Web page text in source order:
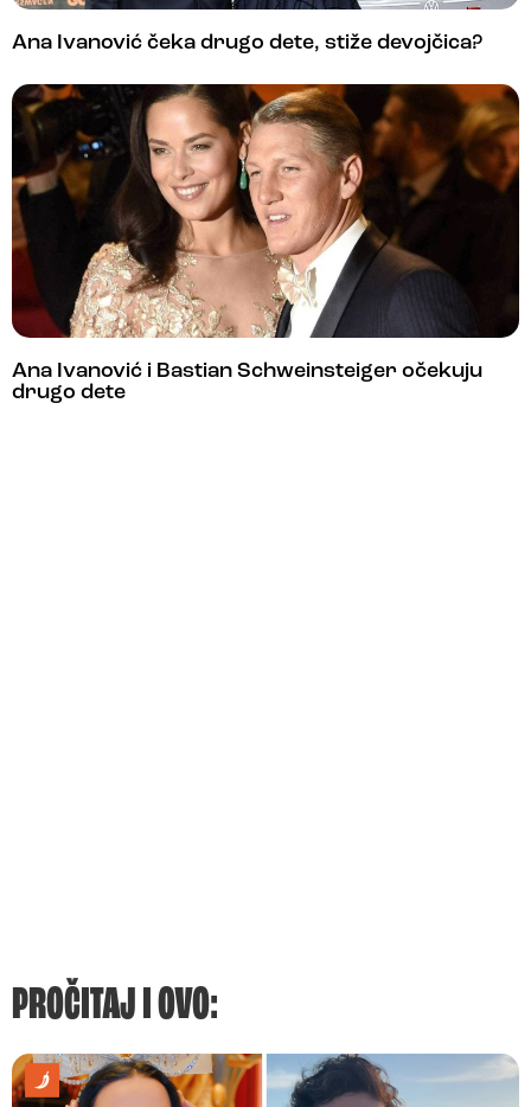
Ana Ivanović čeka drugo dete, stiže devojčica?
Ana Ivanović i Bastian Schweinsteiger očekuju
drugo dete
PROČITAJ I OVO: